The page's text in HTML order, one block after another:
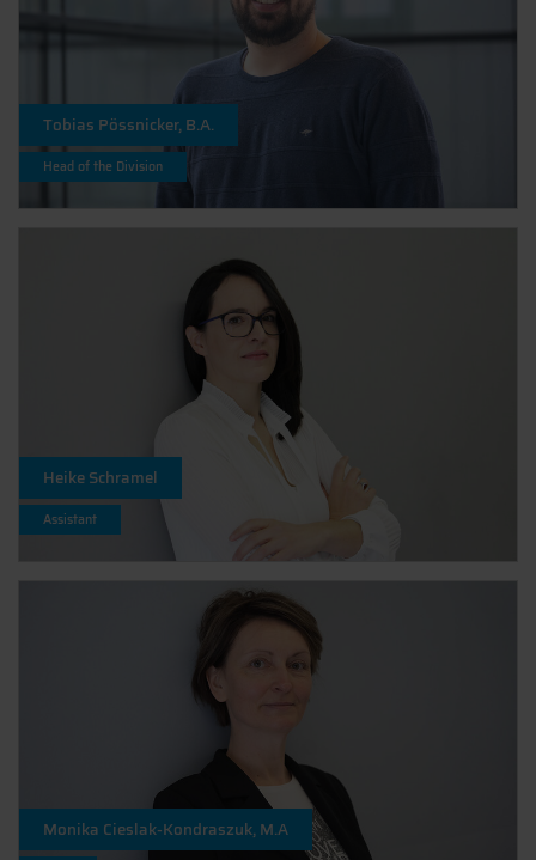
Tobias Pössnicker, B.A.
Head of the Division
Heike Schramel
Assistant
Monika Cieslak-Kondraszuk, M.A